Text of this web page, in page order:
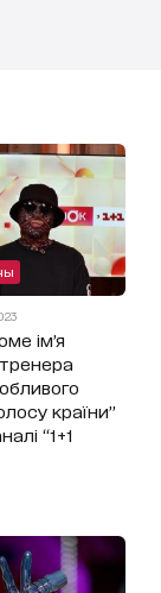
ім’я
країни”
“1+1